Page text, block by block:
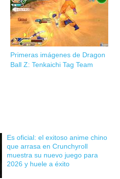
Primeras imágenes de Dragon
Ball Z: Tenkaichi Tag Team
Es oficial: el exitoso anime chino
que arrasa en Crunchyroll
muestra su nuevo juego para
2026 y huele a éxito